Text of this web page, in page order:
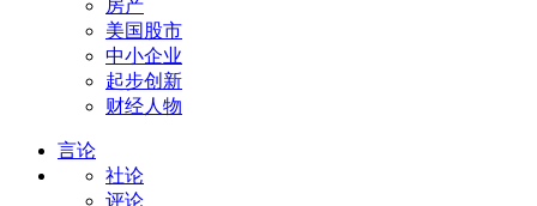
房产
美国股市
中小企业
起步创新
财经人物
言论
社论
评论